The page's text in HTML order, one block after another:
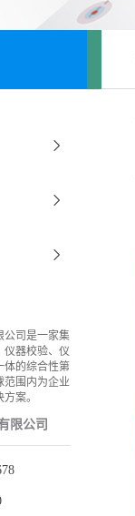
公司是一家集
仪器校验、仪
体的综合性第
范围内为企业
案。
限公司